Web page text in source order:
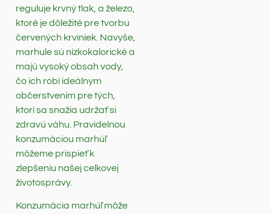
reguluje krvný tlak, a železo,
ktoré je dôležité pre tvorbu
červených krviniek. Navyše,
marhule sú nízkokalorické a
majú vysoký obsah vody,
čo ich robí ideálnym
občerstvením pre tých,
ktorí sa snažia udržať si
zdravú váhu. Pravidelnou
konzumáciou marhúľ
môžeme prispieť k
zlepšeniu našej celkovej
životosprávy.
Konzumácia marhúľ môže